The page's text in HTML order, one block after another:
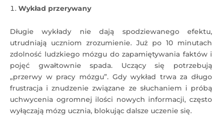
Wykład przerywany
Długie wykłady nie dają spodziewanego efektu,
utrudniają uczniom zrozumienie. Już po 10 minutach
zdolność ludzkiego mózgu do zapamiętywania faktów i
pojęć gwałtownie spada. Uczący się potrzebują
„przerwy w pracy mózgu”. Gdy wykład trwa za długo
frustracja i znudzenie związane ze słuchaniem i próbą
uchwycenia ogromnej ilości nowych informacji, często
wyłączają mózg ucznia, blokując dalsze uczenie się.